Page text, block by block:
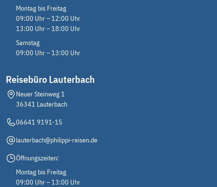
Philippi Reisebegleitung
Reiseart
Erlebnisreisen
Kur- und Wellnessreisen
Musik- und Musicalreisen
Radreisen
Städtereisen (26)
Tagesfahrten
Wanderreisen
Montag bis Freitag
09:00 Uhr – 12:00 Uhr
13:00 Uhr – 18:00 Uhr
Samstag
09:00 Uhr – 13:00 Uhr
Reisebüro Lauterbach
Neuer Steinweg 1
36341 Lauterbach
06641 9191-15
lauterbach@philippi-reisen.de
Öffnungszeiten:
Montag bis Freitag
09:00 Uhr – 13:00 Uhr